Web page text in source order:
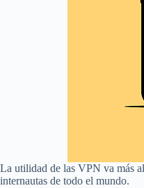
La utilidad de las VPN va más
internautas de todo el mundo.